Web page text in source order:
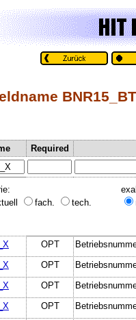
Required
fach. tech.
OPT
OPT
OPT
OPT